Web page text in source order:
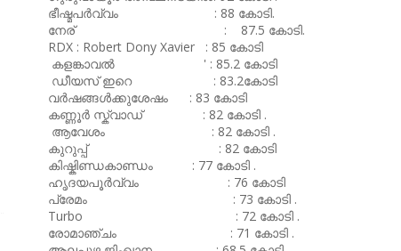
ഭീഷ്മപർവ്വം : 88 കോടി.
നേര് : 87.5 കോടി.
RDX : Robert Dony Xavier : 85 കോടി
കളങ്കാവൽ ' : 85.2 കോടി
ഡീയസ് ഇറെ : 83.2കോടി
വർഷങ്ങൾക്കുശേഷം : 83 കോടി
കണ്ണൂർ സ്ക്വാഡ് : 82 കോടി .
ആവേശം : 82 കോടി .
കുറുപ്പ് : 82 കോടി
കിഷ്കിണ്ഡകാണ്ഡം : 77 കോടി .
ഹൃദയപൂർവ്വം : 76 കോടി
പ്രേമം : 73 കോടി .
Turbo : 72 കോടി .
രോമാഞ്ചം : 71 കോടി .